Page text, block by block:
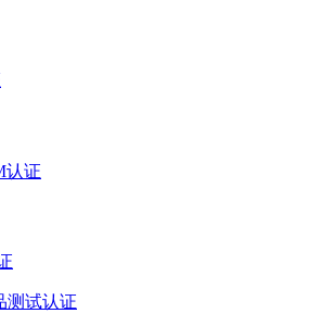
认证
测试认证